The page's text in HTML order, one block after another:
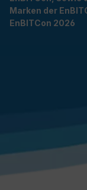
Marken der
EnBITCon 2026